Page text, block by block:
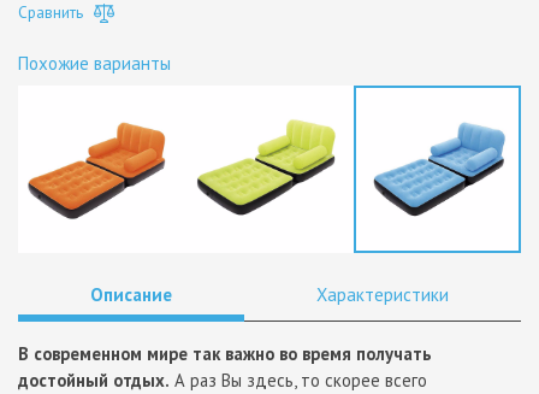
Сравнить
Похожие варианты
Описание Характеристики
В современном мире так важно во время получать
достойный отдых. А раз Вы здесь, то скорее всего